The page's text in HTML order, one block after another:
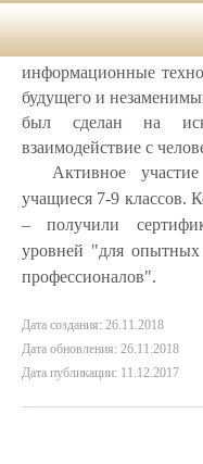
учащиеся
Учащимся
информационные
будущего и
был сделан на
взаимодействие с
Активное участие
учащиеся 7-9 классов.
– получили
уровней "для
профессионалов".
Дата создания: 26.11.2018
Дата обновления: 26.11.2018
Дата публикации: 11.12.2017